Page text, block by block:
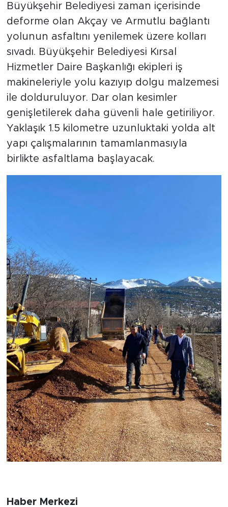
Büyükşehir Belediyesi zaman içerisinde
deforme olan Akçay ve Armutlu bağlantı
yolunun asfaltını yenilemek üzere kolları
sıvadı. Büyükşehir Belediyesi Kırsal
Hizmetler Daire Başkanlığı ekipleri iş
makineleriyle yolu kazıyıp dolgu malzemesi
ile dolduruluyor. Dar olan kesimler
genişletilerek daha güvenli hale getiriliyor.
Yaklaşık 1.5 kilometre uzunluktaki yolda alt
yapı çalışmalarının tamamlanmasıyla
birlikte asfaltlama başlayacak.
Haber Merkezi